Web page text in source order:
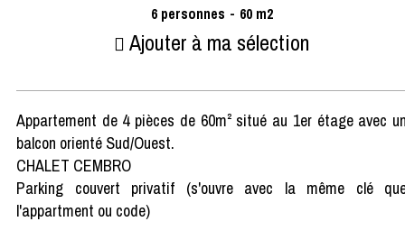
6 personnes 60 m2
Ajouter à ma sélection
Appartement de 4 pièces de 60m² situé au 1er étage avec
balcon orienté Sud/Ouest.
CHALET CEMBRO
Parking couvert privatif (s'ouvre avec la même clé
l'appartment ou code)